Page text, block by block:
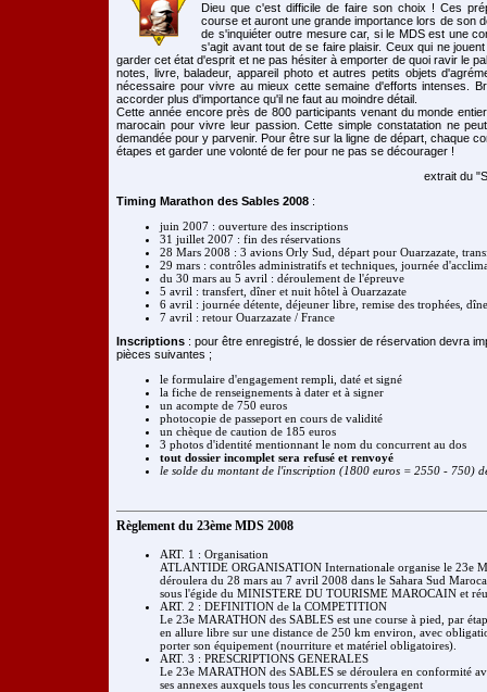
Dieu que c'est difficile de faire son choix ! Ces
course et auront une grande importance lors de son
de s'inquiéter outre mesure car, si le MDS est une
s'agit avant tout de se faire plaisir. Ceux qui ne
garder cet état d'esprit et ne pas hésiter à emporter de quoi ravir le
notes, livre, baladeur, appareil photo et autres petits objets
nécessaire pour vivre au mieux cette semaine d'efforts intenses.
accorder plus d'importance qu'il ne faut au moindre détail.
Cette année encore près de 800 participants venant du monde
marocain pour vivre leur passion. Cette simple constatation ne
demandée pour y parvenir. Pour être sur la ligne de départ, chaque
étapes et garder une volonté de fer pour ne pas se décourager !
extrait du
Timing Marathon des Sables 2008 :
juin 2007 : ouverture des inscriptions
31 juillet 2007 : fin des réservations
28 Mars 2008 : 3 avions Orly Sud, départ pour Ouarzazate,
29 mars : contrôles administratifs et techniques, journée
du 30 mars au 5 avril : déroulement de l'épreuve
5 avril : transfert, dîner et nuit hôtel à Ouarzazate
6 avril : journée détente, déjeuner libre, remise des trophées,
7 avril : retour Ouarzazate / France
Inscriptions : pour être enregistré, le dossier de réservation devra
pièces suivantes ;
le formulaire d'engagement rempli, daté et signé
la fiche de renseignements à dater et à signer
un acompte de 750 euros
photocopie de passeport en cours de validité
un chèque de caution de 185 euros
3 photos d'identité mentionnant le nom du concurrent au dos
tout dossier incomplet sera refusé et renvoyé
le solde du montant de l'inscription (1800 euros = 2550 - 750)
Règlement du 23ème MDS 2008
ART. 1 : Organisation
ATLANTIDE ORGANISATION Internationale organise le 23e
déroulera du 28 mars au 7 avril 2008 dans le Sahara Sud
sous l'égide du MINISTERE DU TOURISME MAROCAIN et
ART. 2 : DEFINITION de la COMPETITION
Le 23e MARATHON des SABLES est une course à pied, par
en allure libre sur une distance de 250 km environ, avec
porter son équipement (nourriture et matériel obligatoires).
ART. 3 : PRESCRIPTIONS GENERALES
Le 23e MARATHON des SABLES se déroulera en conformité
ses annexes auxquels tous les concurrents s'engagent